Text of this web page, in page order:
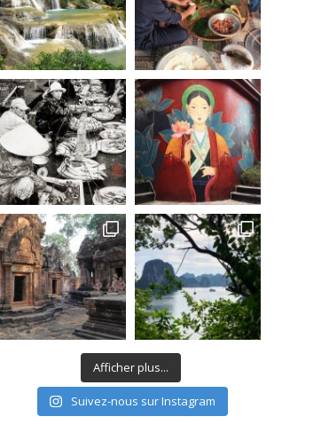
Afficher plus...
Suivez-nous sur Instagram